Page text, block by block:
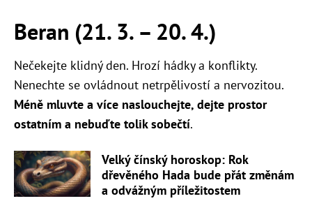
Beran (21. 3. – 20. 4.)
Nečekejte klidný den. Hrozí hádky a konflikty.
Nenechte se ovládnout netrpělivostí a nervozitou.
Méně mluvte a více naslouchejte, dejte prostor
ostatním a nebuďte tolik sobečtí.
Velký čínský horoskop: Rok
dřevěného Hada bude přát změnám
a odvážným příležitostem